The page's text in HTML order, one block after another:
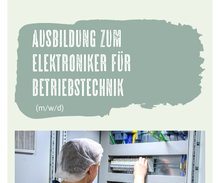
Ausbildung zum
Elektroniker für
Betriebstechnik
(m/w/d)